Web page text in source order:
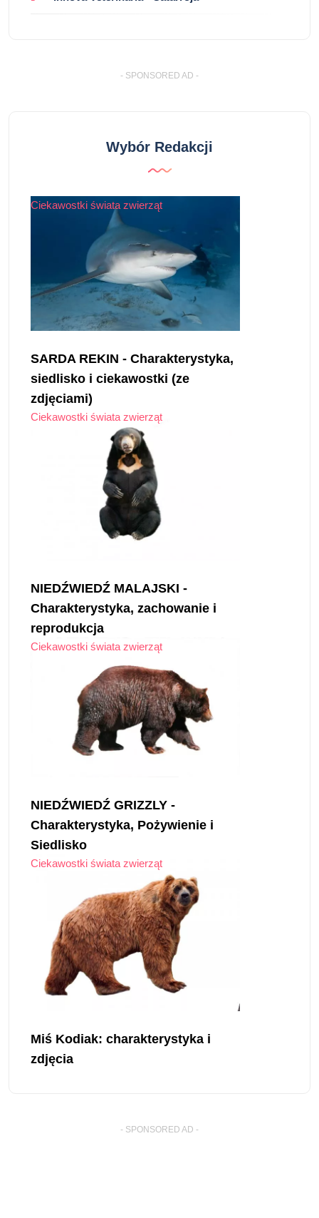
- SPONSORED AD -
Wybór Redakcji
Ciekawostki świata zwierząt
SARDA REKIN - Charakterystyka,
siedlisko i ciekawostki (ze
zdjęciami)
Ciekawostki świata zwierząt
NIEDŹWIEDŹ MALAJSKI -
Charakterystyka, zachowanie i
reprodukcja
Ciekawostki świata zwierząt
NIEDŹWIEDŹ GRIZZLY -
Charakterystyka, Pożywienie i
Siedlisko
Ciekawostki świata zwierząt
Miś Kodiak: charakterystyka i
zdjęcia
- SPONSORED AD -